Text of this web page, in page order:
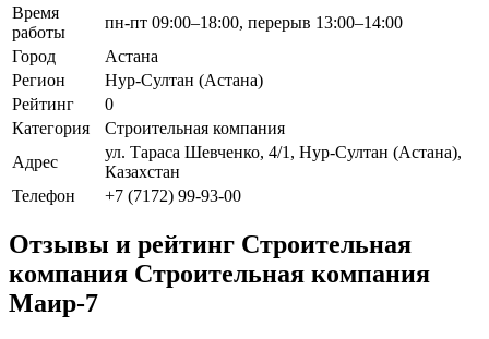
Время
работы
пн-пт 09:00–18:00, перерыв 13:00–14:00
Город
Астана
Регион
Нур-Султан (Астана)
Рейтинг
0
Категория
Строительная компания
Адрес
ул. Тараса Шевченко, 4/1, Нур-Султан (Астана),
Казахстан
Телефон
+7 (7172) 99-93-00
Отзывы и рейтинг Строительная
компания Строительная компания
Маир-7